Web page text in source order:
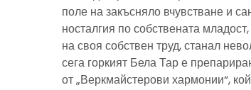
поле на закъсняло вчувстване и
носталгия по собствената
на своя собствен труд, станал
сега горкият Бела Тар е
от „Веркмайстерови хармонии“,